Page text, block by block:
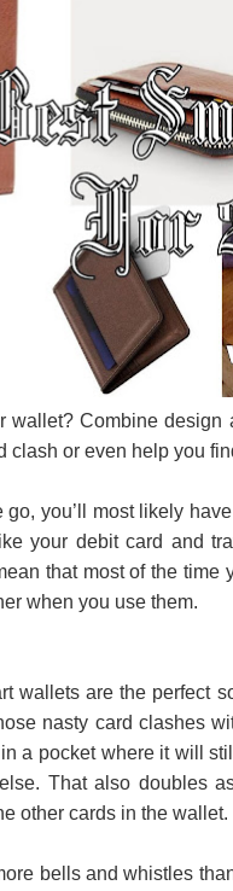
ලියන්න ගීතයේ පද පෙළ
පෙළ
පෙළ
wallet? Combine
clash or even help you
go, you’ll most likely
your debit card and
that most of the time
when you use them.
wallets are the perfect
nasty card clashes
a pocket where it will
That also doubles
other cards in the wallet.
bells and whistles